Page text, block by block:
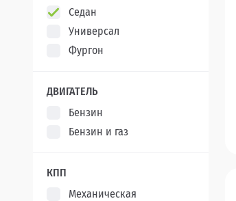
Седан
Универсал
Фургон
ДВИГАТЕЛЬ
Бензин
Бензин и газ
КПП
Механическая